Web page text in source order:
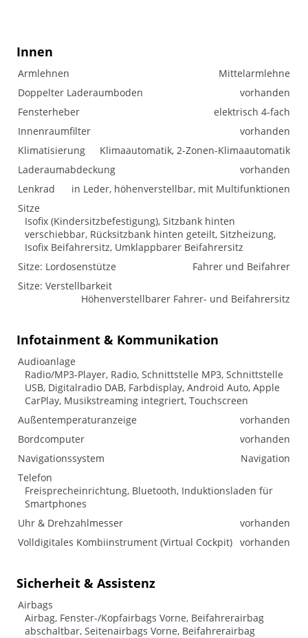
Innen
Armlehnen
Mittelarmlehne
Doppelter Laderaumboden
vorhanden
Fensterheber
elektrisch 4-fach
Innenraumfilter
vorhanden
Klimatisierung
Klimaautomatik, 2-Zonen-Klimaautomatik
Laderaumabdeckung
vorhanden
Lenkrad
in Leder, höhenverstellbar, mit Multifunktionen
Sitze
Isofix (Kindersitzbefestigung), Sitzbank hinten
verschiebbar, Rücksitzbank hinten geteilt, Sitzheizung,
Isofix Beifahrersitz, Umklappbarer Beifahrersitz
Sitze: Lordosenstütze
Fahrer und Beifahrer
Sitze: Verstellbarkeit
Höhenverstellbarer Fahrer- und Beifahrersitz
Infotainment & Kommunikation
Audioanlage
Radio/MP3-Player, Radio, Schnittstelle MP3, Schnittstelle
USB, Digitalradio DAB, Farbdisplay, Android Auto, Apple
CarPlay, Musikstreaming integriert, Touchscreen
Außentemperaturanzeige
vorhanden
Bordcomputer
vorhanden
Navigationssystem
Navigation
Telefon
Freisprecheinrichtung, Bluetooth, Induktionsladen für
Smartphones
Uhr & Drehzahlmesser
vorhanden
Volldigitales Kombiinstrument (Virtual Cockpit) vorhanden
Sicherheit & Assistenz
Airbags
Airbag, Fenster-/Kopfairbags Vorne, Beifahrerairbag
abschaltbar, Seitenairbags Vorne, Beifahrerairbag